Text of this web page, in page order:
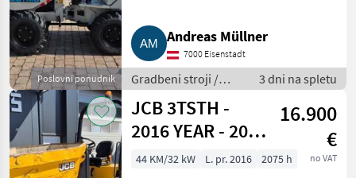
Poslovni ponudnik
Andreas Müllner
7000 Eisenstadt
Gradbeni stroji /
Gradbeni prekucnik
3 dni na spletu
JCB 3TSTH -
2016 YEAR - 2075
WORKING
16.900
€
no VAT
44 KM/32 kW L. pr. 2016
2075 h